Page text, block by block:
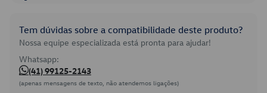
Tem dúvidas sobre a compatibilidade deste produto?
Nossa equipe especializada está pronta para ajudar!
Whatsapp:
(41) 99125-2143
(apenas mensagens de texto, não atendemos ligações)